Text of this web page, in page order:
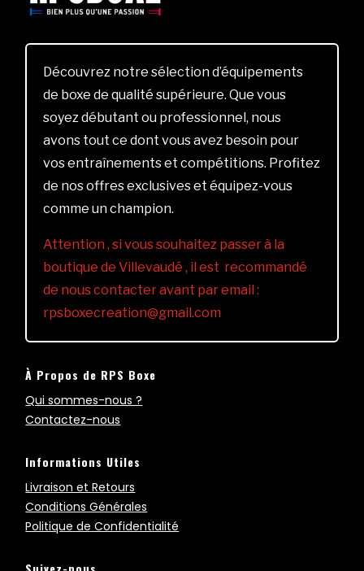
Découvrez notre sélection d’équipements
de boxe de qualité supérieure. Que vous
soyez débutant ou professionnel, nous
avons tout ce dont vous avez besoin pour
vos entraînements et compétitions. Profitez
de nos offres exclusives et équipez-vous
comme un champion.
Attention , si vous souhaitez passer à la
boutique de Villevaudé , il est recommandé
de nous contacter avant par email :
rpsboxecreation@gmail.com
À Propos de RPS Boxe
Qui sommes-nous ?
Contactez-nous
Informations Utiles
Livraison et Retours
Conditions Générales
Politique de Confidentialité